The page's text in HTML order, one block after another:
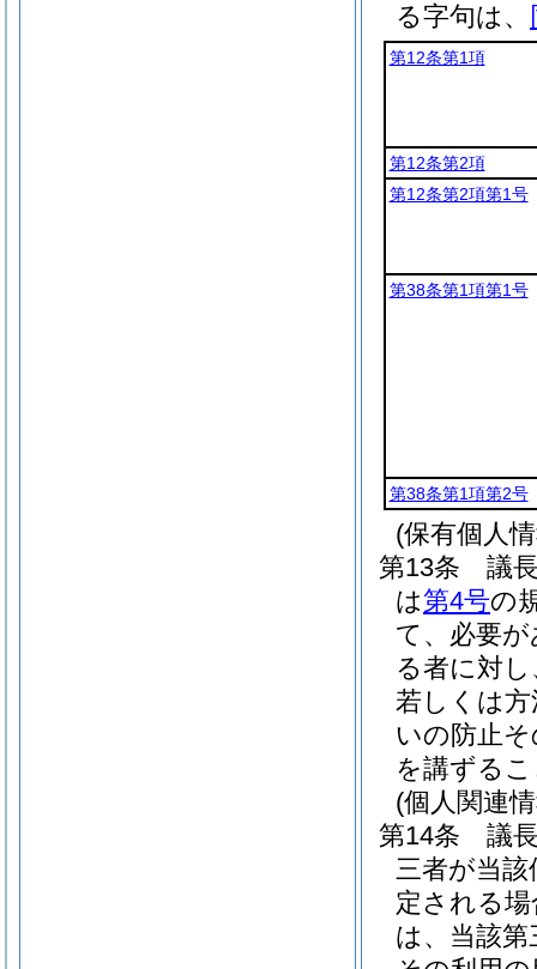
る字句は、
第12条第1項
第12条第2項
第12条第2項第1号
第38条第1項第1号
第38条第1項第2号
(保有個人
第13条
議
は第4号の
て、必要
る者に対
若しくは
いの防止
を講ずる
(個人関連
第14条
議
三者が当
定される
は、当該